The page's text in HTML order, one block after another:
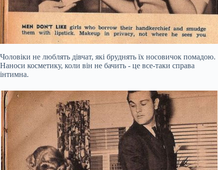
Чоловіки не люблять дівчат, які бруднять їх носовичок помадою.
Наноси косметику, коли він не бачить - це все-таки справа
інтимна.